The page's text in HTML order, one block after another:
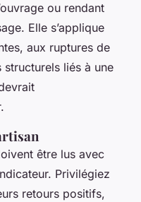
ou rendant
Elle s’applique
aux ruptures de
liés à une
être lus avec
Privilégiez
retours positifs,